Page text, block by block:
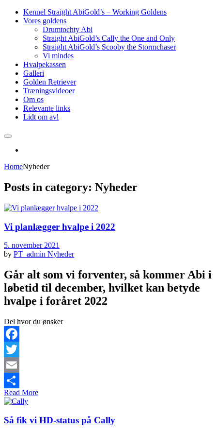
Kennel Straight AbiGold’s – Working Goldens
Vores goldens
Drumtochty Abi
Straight AbiGold’s Cally the One and Only
Straight AbiGold’s Scooby the Stormchaser
Vi mindes
Hvalpekassen
Galleri
Golden Retriever
Træningsvideoer
Om os
Relevante links
Lidt om avl
HomeNyheder
Posts in category: Nyheder
Vi planlægger hvalpe i 2022
5. november 2021
by PT_admin Nyheder
Går alt som vi forventer, så kommer Abi i
løbetid til december, hvilket kan betyde
hvalpe i foråret 2022
Del hvor du ønsker
Facebook
Twitter
Email
Share
Read More
Så fik vi HD-status på Cally